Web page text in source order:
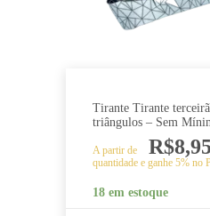
Tirante Tirante
triângulos – Sem
A partir de R$8,95
quantidade e ganhe 5% no
18 em estoque